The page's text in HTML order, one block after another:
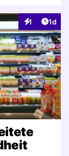
1
Interaktionen
1d